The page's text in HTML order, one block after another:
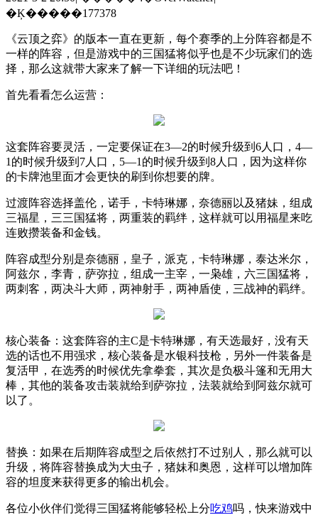
�Ķ�����177378
《云顶之弈》的版本一直在更新，每个赛季的上分阵容都是不
一样的阵容，但是游戏中的三国猛将似乎也是不少玩家们的选
择，那么这就带大家来了解一下详细的玩法吧！
首先看看怎么运营：
这套阵容要灵活，一定要保证在3—2的时候升级到 6人口， 4—
1 的时候升级到 7人口， 5—1 的时候升级到 8人口，因为这样你
的卡牌池里面才会更快的刷到你想要的牌。
过渡阵容选择盖伦，诺手，卡特琳娜，奈德丽以及猪妹，组成
三福星，三三国猛将，两重装的羁绊，这样就可以用福星来吃
连败攒装备和金钱。
阵容成型分别是奈德丽，皇子，派克，卡特琳娜，泰达米尔，
阿兹尔，李青，萨弥拉，组成一主宰，一枭雄，六三国猛将，
两刺客，两决斗大师，两神射手，两神盾使，三战神的羁绊。
核心装备：这套阵容的主C是卡特琳娜，有天选最好，没有天
选的话也不用强求，核心装备是水银科技枪，另外一件装备是
复活甲，在选秀的时候优先拿拳套，其次是负极斗篷和无用大
棒，其他的装备攻击装就给到萨弥拉，法装就给到阿兹尔就可
以了。
替换：如果在后期阵容成型之后依然打不过别人，那么就可以
升级，将阵容替换成为大虫子，猪妹和奥恩，这样可以增加阵
容的坦度来获得更多的输出机会。
各位小伙伴们觉得三国猛将能够轻松上分吃鸡吗，快来游戏中